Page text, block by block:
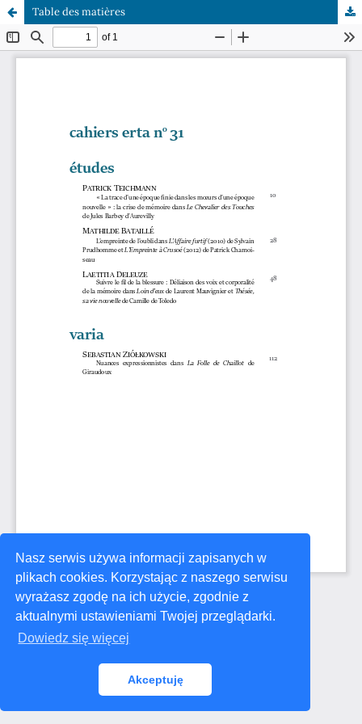
Nasz serwis używa informacji zapisanych w
plikach cookies. Korzystając z naszego serwisu
wyrażasz zgodę na ich użycie, zgodnie z
aktualnymi ustawieniami Twojej przeglądarki.
Dowiedz się więcej
Akceptuję
Table des matières